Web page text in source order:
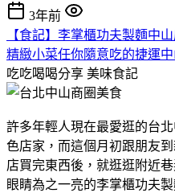
3年前
【食記】李掌櫃功夫製麵中
精緻小菜任你隨意吃的捷運
吃吃喝喝分享 美味食記
許多年輕人現在最愛逛的台
色店家，而這個月初跟朋友
店買完東西後，就逛逛附近
眼睛為之一亮的李掌櫃功夫